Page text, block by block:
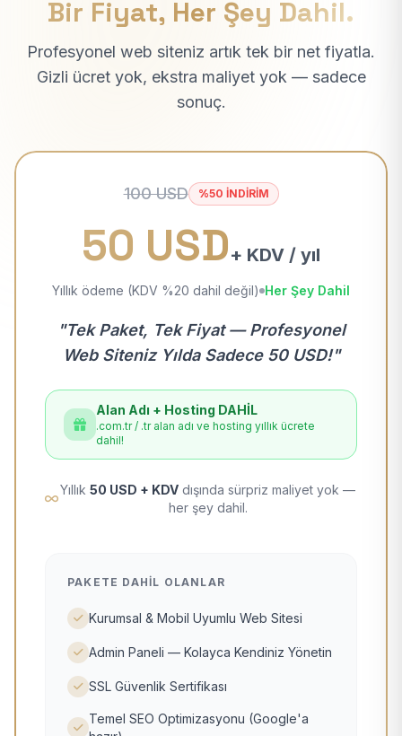
Bir Fiyat, Her Şey Dahil.
Profesyonel web siteniz artık tek bir net fiyatla.
Gizli ücret yok, ekstra maliyet yok — sadece
sonuç.
100 USD %50 İNDİRİM
50 USD+ KDV / yıl
Yıllık ödeme (KDV %20 dahil değil) Her Şey Dahil
"Tek Paket, Tek Fiyat — Profesyonel
Web Siteniz Yılda Sadece 50 USD!"
Alan Adı + Hosting DAHİL
.com.tr / .tr alan adı ve hosting yıllık ücrete
dahil!
Yıllık 50 USD + KDV dışında sürpriz maliyet yok —
her şey dahil.
PAKETE DAHIL OLANLAR
Kurumsal & Mobil Uyumlu Web Sitesi
Admin Paneli — Kolayca Kendiniz Yönetin
SSL Güvenlik Sertifikası
Temel SEO Optimizasyonu (Google'a